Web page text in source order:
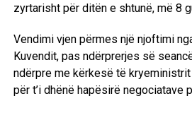
aktuale të mjekësisë moderne,
shërbim të shëndetit publik.
Akademia Verore e Fakulteteve të
do të vazhdojë edhe në ditët në
zyrtarisht për ditën e shtunë, më 8
Vendimi vjen përmes një njoftimi
Kuvendit, pas ndërprerjes së
ndërpre me kërkesë të
për t’i dhënë hapësirë negociatave